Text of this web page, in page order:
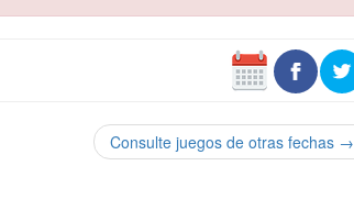
Consulte juegos de otras fechas →